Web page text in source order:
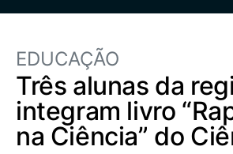
EDUCAÇÃO
Três alunas da
integram livro
na Ciência” do